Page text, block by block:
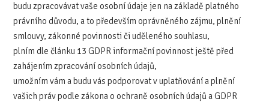
budu zpracovávat vaše osobní údaje jen na základě platného
právního důvodu, a to především oprávněného zájmu, plnění
smlouvy, zákonné povinnosti či uděleného souhlasu,
plním dle článku 13 GDPR informační povinnost ještě před
zahájením zpracování osobních údajů,
umožním vám a budu vás podporovat v uplatňování a plnění
vašich práv podle zákona o ochraně osobních údajů a GDPR